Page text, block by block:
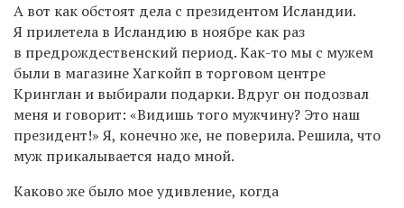
А вот как обстоят дела с президентом Исландии.
Я прилетела в Исландию в ноябре как раз
в предрождественский период. Как-то мы с мужем
были в магазине Хагкойп в торговом центре
Кринглан и выбирали подарки. Вдруг он подозвал
меня и говорит: «Видишь того мужчину? Это наш
президент!» Я, конечно же, не поверила. Решила, что
муж прикалывается надо мной.
Каково же было мое удивление, когда